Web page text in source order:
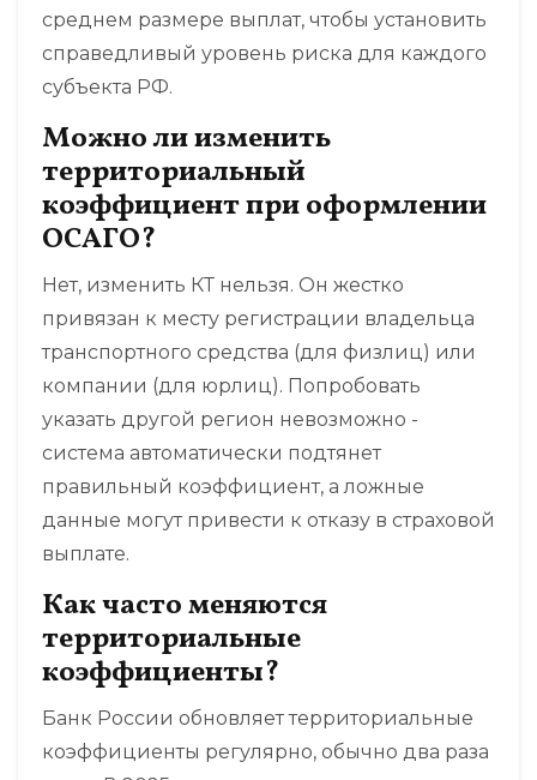
среднем размере выплат, чтобы установить
справедливый уровень риска для каждого
субъекта РФ.
Можно ли изменить
территориальный
коэффициент при оформлении
ОСАГО?
Нет, изменить КТ нельзя. Он жестко
привязан к месту регистрации владельца
транспортного средства (для физлиц) или
компании (для юрлиц). Попробовать
указать другой регион невозможно -
система автоматически подтянет
правильный коэффициент, а ложные
данные могут привести к отказу в страховой
выплате.
Как часто меняются
территориальные
коэффициенты?
Банк России обновляет территориальные
коэффициенты регулярно, обычно два раза